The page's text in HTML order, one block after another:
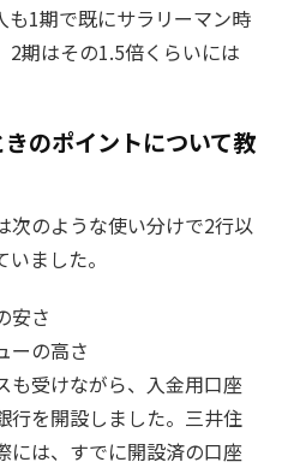
も1期で既にサラリーマン時
2期はその1.5倍くらいには
のポイントについて教
次のような使い分けで2行以
ました。
安さ
ーの高さ
も受けながら、入金用口座
行を開設しました。三井住
には、すでに開設済の口座